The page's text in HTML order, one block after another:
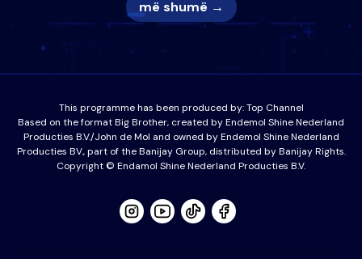
më shumë →
This programme has been produced by:Top Channel
Based on the format Big Brother, created by Endemol Shine Nederland
Producties B.V./John de Mol and owned by Endemol Shine Nederland
Producties BV., part of the Banijay Group, distributed by Banijay Rights.
Copyright © Endamol Shine Nederland Producties B.V.